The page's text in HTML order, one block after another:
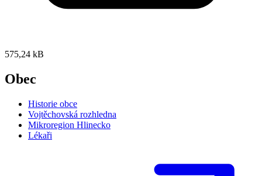
575,24 kB
Obec
Historie obce
Vojtěchovská rozhledna
Mikroregion Hlinecko
Lékaři